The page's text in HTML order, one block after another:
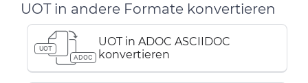
UOT in andere Formate konvertieren
UOT
ADOC
UOT in ADOC ASCIIDOC
konvertieren